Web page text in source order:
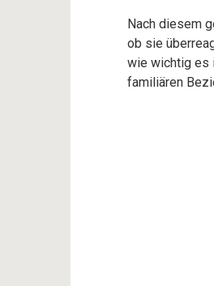
Nach diesem
ob sie
wie wichtig es
familiären